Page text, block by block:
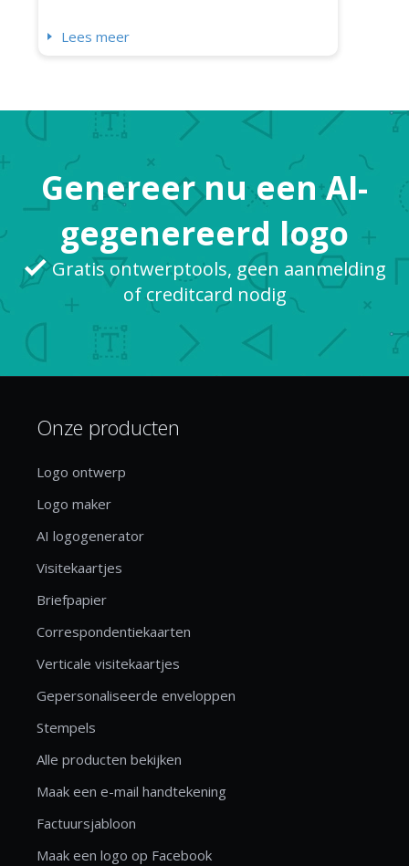
Lees meer
Genereer nu een AI-
gegenereerd logo
Gratis ontwerptools, geen aanmelding
of creditcard nodig
Onze producten
Logo ontwerp
Logo maker
AI logogenerator
Visitekaartjes
Briefpapier
Correspondentiekaarten
Verticale visitekaartjes
Gepersonaliseerde enveloppen
Stempels
Alle producten bekijken
Maak een e-mail handtekening
Factuursjabloon
Maak een logo op Facebook